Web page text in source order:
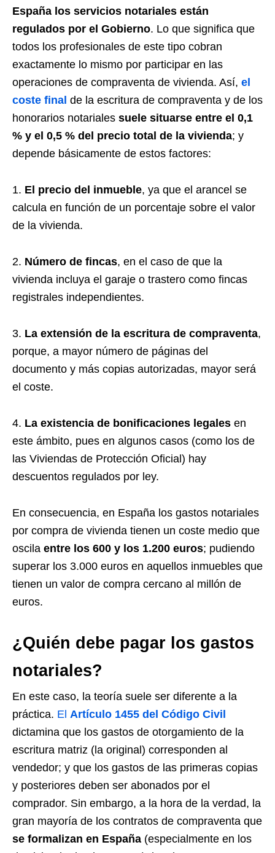
España los servicios notariales están
regulados por el Gobierno. Lo que significa que
todos los profesionales de este tipo cobran
exactamente lo mismo por participar en las
operaciones de compraventa de vivienda. Así, el
coste final de la escritura de compraventa y de los
honorarios notariales suele situarse entre el 0,1
% y el 0,5 % del precio total de la vivienda; y
depende básicamente de estos factores:
1. El precio del inmueble, ya que el arancel se
calcula en función de un porcentaje sobre el valor
de la vivienda.
2. Número de fincas, en el caso de que la
vivienda incluya el garaje o trastero como fincas
registrales independientes.
3. La extensión de la escritura de compraventa,
porque, a mayor número de páginas del
documento y más copias autorizadas, mayor será
el coste.
4. La existencia de bonificaciones legales en
este ámbito, pues en algunos casos (como los de
las Viviendas de Protección Oficial) hay
descuentos regulados por ley.
En consecuencia, en España los gastos notariales
por compra de vivienda tienen un coste medio que
oscila entre los 600 y los 1.200 euros; pudiendo
superar los 3.000 euros en aquellos inmuebles que
tienen un valor de compra cercano al millón de
euros.
¿Quién debe pagar los gastos
notariales?
En este caso, la teoría suele ser diferente a la
práctica. El Artículo 1455 del Código Civil
dictamina que los gastos de otorgamiento de la
escritura matriz (la original) corresponden al
vendedor; y que los gastos de las primeras copias
y posteriores deben ser abonados por el
comprador. Sin embargo, a la hora de la verdad, la
gran mayoría de los contratos de compraventa que
se formalizan en España (especialmente en los